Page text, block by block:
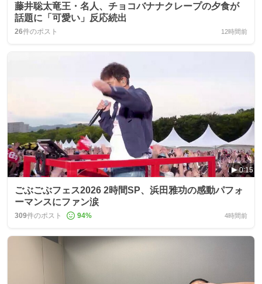
藤井聡太竜王・名人、チョコバナナクレープの夕食が
話題に「可愛い」反応続出
26件のポスト 12時間前
0:15
ごぶごぶフェス2026 2時間SP、浜田雅功の感動パフォ
ーマンスにファン涙
309件のポスト 94% 4時間前